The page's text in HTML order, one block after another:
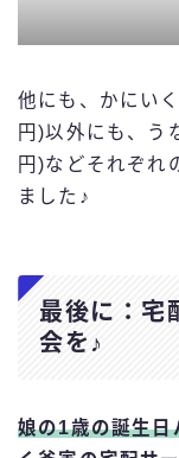
他にも、かにい
円)以外にも、う
円)などそれぞれ
ました♪
最後に：宅
会を♪
娘の1歳の誕生日